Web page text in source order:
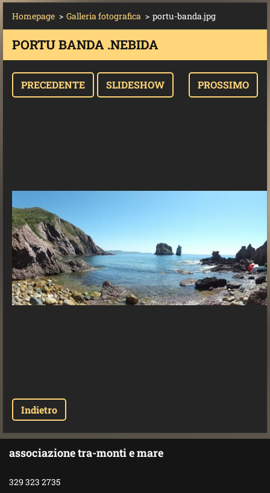
Homepage > Galleria fotografica > portu-banda.jpg
PORTU BANDA .NEBIDA
PRECEDENTE SLIDESHOW PROSSIMO
Indietro
associazione tra-monti e mare
329 323 2735